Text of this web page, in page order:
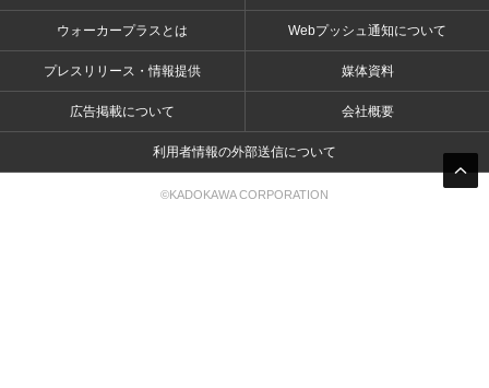
ウォーカープラスとは Webプッシュ通知について
プレスリリース・情報提供 媒体資料
広告掲載について 会社概要
利用者情報の外部送信について
©KADOKAWA CORPORATION